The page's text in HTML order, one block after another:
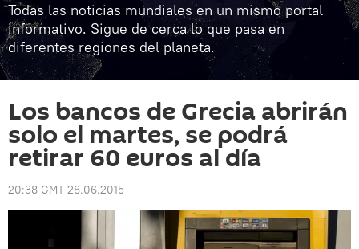
Todas las noticias mundiales en un mismo portal
informativo. Sigue de cerca lo que pasa en
diferentes regiones del planeta.
Los bancos de Grecia abrirán
solo el martes, se podrá
retirar 60 euros al día
20:38 GMT 28.06.2015